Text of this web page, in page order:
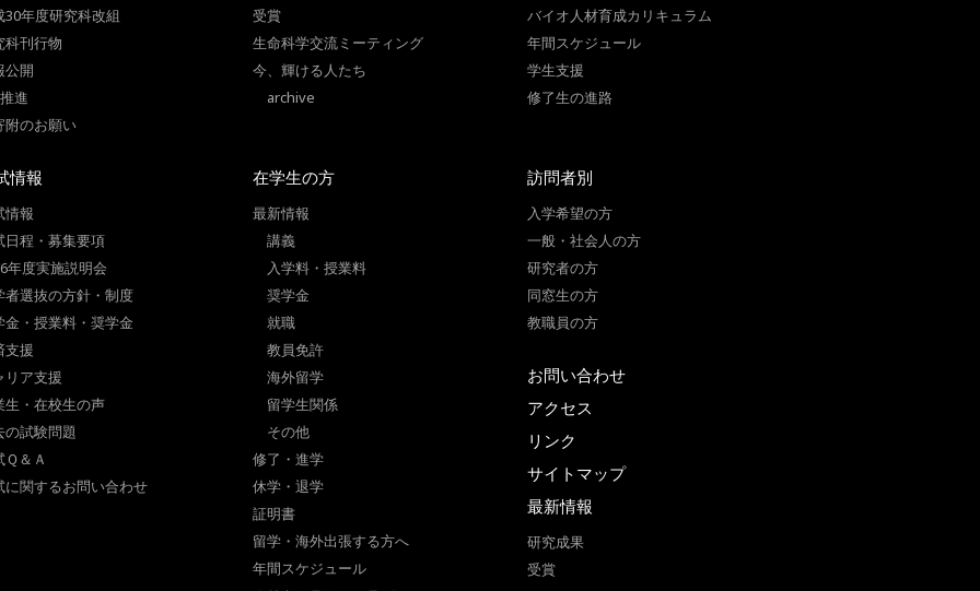
30年度研究科改組
科刊行物
公開
進
附のお願い
受賞
生命科学交流ミーティング
今、輝ける人たち
archive
バイオ人材育成カリキュラム
年間スケジュール
学生支援
修了生の進路
情報
情報
日程・募集要項
年度実施説明会
者選抜の方針・制度
金・授業料・奨学金
支援
リア支援
生・在校生の声
の試験問題
Ｑ＆Ａ
に関するお問い合わせ
在学生の方
最新情報
講義
入学料・授業料
奨学金
就職
教員免許
海外留学
留学生関係
その他
修了・進学
休学・退学
証明書
留学・海外出張する方へ
年間スケジュール
訪問者別
入学希望の方
一般・社会人の方
研究者の方
同窓生の方
教職員の方
お問い合わせ
アクセス
リンク
サイトマップ
最新情報
研究成果
受賞